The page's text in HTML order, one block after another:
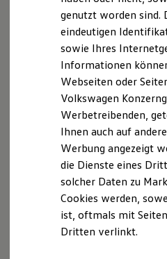
R Experience
Driving Experience
Volkswagen entdecken
Lifestyle Shop
T-Roc Kollektion
Golf Kollektion
ID. Kollektion
Volkswagen
R-Kollektion
GTI Kollektion
Fußball Drop
we drive football
#wedriveproud
Besitzer und Service
Software Updates
Service und Ersatzteile
Probefahrt
Fahrzeugangebot
Serviceanfrage
genutzt worden sind.
eindeutigen
sowie Ihres
Informationen
Webseiten oder
Volkswagen
Werbetreibenden,
Ihnen auch auf
Werbung angezeigt
die Dienste eines
solcher Daten zu
Cookies werden,
ist, oftmals mit
Dritten verlinkt.